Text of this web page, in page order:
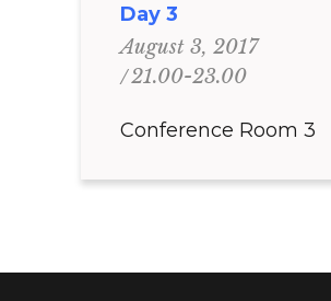
Day 3
August 3, 2017
21.00-23.00
Conference Room 3